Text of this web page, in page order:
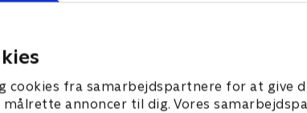
cookies fra samarbejdspartnere for at give
annoncer til dig. Vores
juni 2026 • 47 min